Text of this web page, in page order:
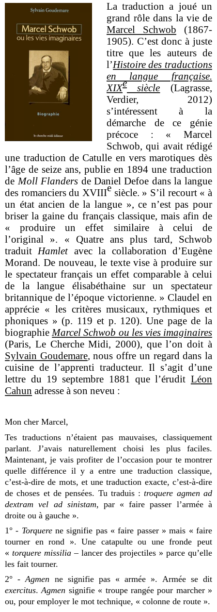
La traduction a joué un
grand rôle dans la vie de
Marcel Schwob (1867-
1905). C’est donc à juste
titre que les auteurs de
l’Histoire des traductions
en langue française.
XIXesiècle (Lagrasse,
Verdier, 2012)
s’intéressent à la
démarche de ce génie
précoce : « Marcel
Schwob, qui avait rédigé
une traduction de Catulle en vers marotiques dès
l’âge de seize ans, publie en 1894 une traduction
deMoll Flanders de Daniel Defoe dans la langue
des romanciers du XVIIIe siècle. » S’il recourt « à
un état ancien de la langue », ce n’est pas pour
briser la gaine du français classique, mais afin de
« produire un effet similaire à celui de
l’original ». « Quatre ans plus tard, Schwob
traduitHamlet avec la collaboration d’Eugène
Morand. De nouveau, le texte vise à produire sur
le spectateur français un effet comparable à celui
de la langue élisabéthaine sur un spectateur
britannique de l’époque victorienne. » Claudel en
apprécie « les critères musicaux, rythmiques et
phoniques » (p. 119 et p. 120). Une page de la
biographieMarcel Schwob ou les vies imaginaires
(Paris, Le Cherche Midi, 2000), que l’on doit à
Sylvain Goudemare, nous offre un regard dans la
cuisine de l’apprenti traducteur. Il s’agit d’une
lettre du 19 septembre 1881 que l’érudit Léon
Cahun adresse à son neveu :
Mon cher Marcel,
Tes traductions n’étaient pas mauvaises, classiquement
parlant. J’avais naturellement choisi les plus faciles.
Maintenant, je vais profiter de l’occasion pour te montrer
quelle différence il y a entre une traduction classique,
c’est-à-dire de mots, et une traduction exacte, c’est-à-dire
de choses et de pensées. Tu traduis :troquere agmen ad
dextram vel ad sinistam, par « faire passer l’armée à
droite ou à gauche ».
1° - Torquerene signifie pas « faire passer » mais « faire
tourner en rond ». Une catapulte ou une fronde peut
« torquere missilia– lancer des projectiles » parce qu’elle
les fait tourner.
2° -Agmen ne signifie pas « armée ». Armée se dit
exercitus.Agmen signifie « troupe rangée pour marcher »
ou, pour employer le mot technique, « colonne de route ».